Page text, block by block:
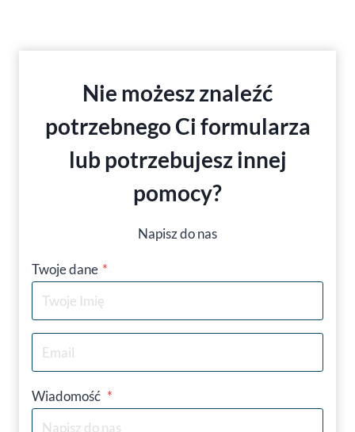
Nie możesz znaleźć
potrzebnego Ci formularza
lub potrzebujesz innej
pomocy?
Napisz do nas
Twoje dane *
Wiadomość *